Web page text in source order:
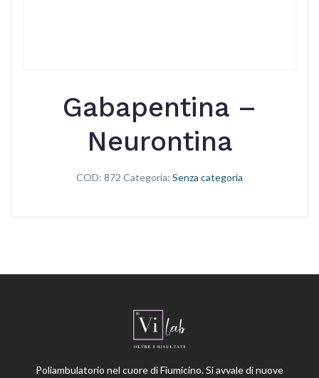
Gabapentina –
Neurontina
COD: 872 Categoria: Senza categoria
Poliambulatorio nel cuore di Fiumicino. Si avvale di nuove